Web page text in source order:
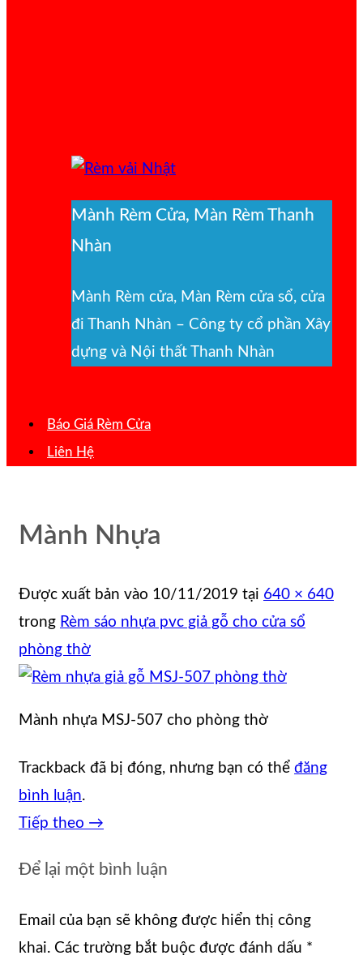
Mành Rèm Cửa, Màn Rèm Thanh
Nhàn
Mành Rèm cửa, Màn Rèm cửa sổ, cửa
đi Thanh Nhàn – Công ty cổ phần Xây
dựng và Nội thất Thanh Nhàn
Báo Giá Rèm Cửa
Liên Hệ
Mành Nhựa
Được xuất bản vào 10/11/2019 tại 640 × 640
trong Rèm sáo nhựa pvc giả gỗ cho cửa sổ
phòng thờ
Mành nhựa MSJ-507 cho phòng thờ
Trackback đã bị đóng, nhưng bạn có thể đăng
bình luận.
Tiếp theo →
Để lại một bình luận
Email của bạn sẽ không được hiển thị công
khai. Các trường bắt buộc được đánh dấu *